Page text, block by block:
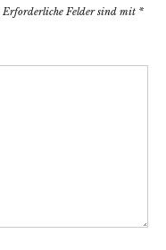
Erforderliche Felder sind mit *